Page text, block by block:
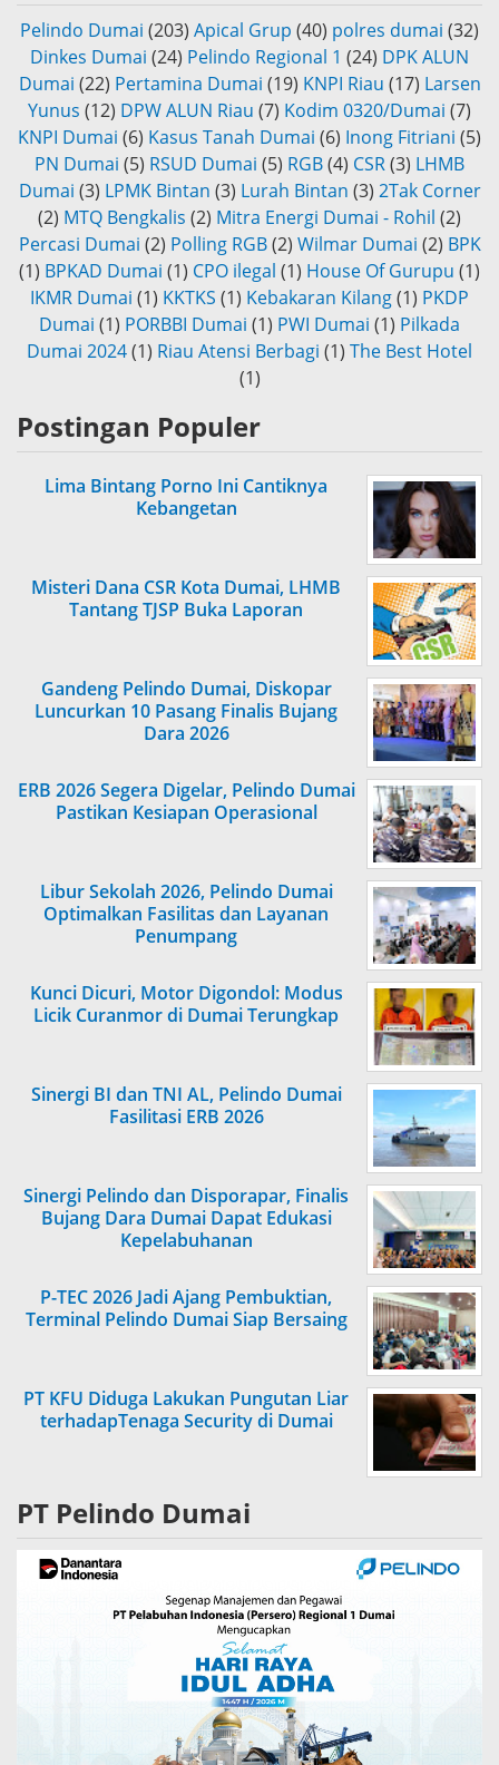
Pelindo Dumai (203) Apical Grup (40) polres dumai (32)
Dinkes Dumai (24) Pelindo Regional 1 (24) DPK ALUN
Dumai (22) Pertamina Dumai (19) KNPI Riau (17) Larsen
Yunus (12) DPW ALUN Riau (7) Kodim 0320/Dumai (7)
KNPI Dumai (6) Kasus Tanah Dumai (6) Inong Fitriani (5)
PN Dumai (5) RSUD Dumai (5) RGB(4) CSR(3) LHMB
Dumai (3) LPMK Bintan (3) Lurah Bintan (3) 2Tak Corner
(2) MTQ Bengkalis (2) Mitra Energi Dumai - Rohil (2)
Percasi Dumai (2) Polling RGB (2) Wilmar Dumai (2) BPK
(1) BPKAD Dumai (1) CPO ilegal (1) House Of Gurupu (1)
IKMR Dumai (1) KKTKS (1) Kebakaran Kilang(1) PKDP
Dumai (1) PORBBI Dumai (1) PWI Dumai (1) Pilkada
Dumai 2024(1) Riau Atensi Berbagi (1) The Best Hotel
(1)
Postingan Populer
Lima Bintang Porno Ini Cantiknya
Kebangetan
Misteri Dana CSR Kota Dumai, LHMB
Tantang TJSP Buka Laporan
Gandeng Pelindo Dumai, Diskopar
Luncurkan 10 Pasang Finalis Bujang
Dara 2026
ERB 2026 Segera Digelar, Pelindo Dumai
Pastikan Kesiapan Operasional
Libur Sekolah 2026, Pelindo Dumai
Optimalkan Fasilitas dan Layanan
Penumpang
Kunci Dicuri, Motor Digondol: Modus
Licik Curanmor di Dumai Terungkap
Sinergi BI dan TNI AL, Pelindo Dumai
Fasilitasi ERB 2026
Sinergi Pelindo dan Disporapar, Finalis
Bujang Dara Dumai Dapat Edukasi
Kepelabuhanan
P-TEC 2026 Jadi Ajang Pembuktian,
Terminal Pelindo Dumai Siap Bersaing
PT KFU Diduga Lakukan Pungutan Liar
terhadapTenaga Security di Dumai
PT Pelindo Dumai